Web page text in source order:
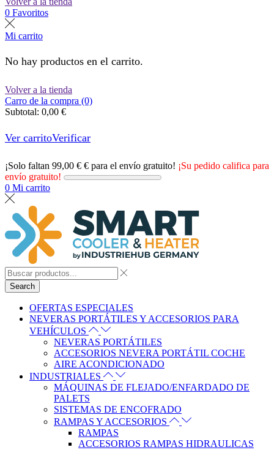
0 Favoritos
Mi carrito
No hay productos en el carrito.
Volver a la tienda
Carro de la compra (0)
Subtotal: 0,00 €
Ver carritoVerificar
¡Solo faltan 99,00 € € para el envío gratuito! ¡Su pedido califica para
envío gratuito!
0 Mi carrito
Search
OFERTAS ESPECIALES
NEVERAS PORTÁTILES Y ACCESORIOS PARA
VEHÍCULOS
NEVERAS PORTÁTILES
ACCESORIOS NEVERA PORTÁTIL COCHE
AIRE ACONDICIONADO
INDUSTRIALES
MÁQUINAS DE FLEJADO/ENFARDADO DE
PALETS
SISTEMAS DE ENCOFRADO
RAMPAS Y ACCESORIOS
RAMPAS
ACCESORIOS RAMPAS HIDRAULICAS